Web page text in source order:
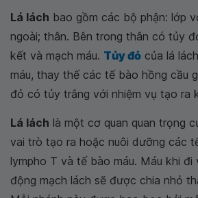
Lá lách bao gồm các bộ phận: lớp
ngoài; thân. Bên trong thân có tủy
kết và mạch máu. Tủy đỏ của lá
máu, thay thế các tế bào hồng cầu
đỏ có tủy trắng với nhiệm vụ tạo ra
Lá lách là một cơ quan quan trọng
vai trò tạo ra hoặc nuôi dưỡng các
lympho T và tế bào máu. Máu khi đi
động mạch lách sẽ được chia nhỏ